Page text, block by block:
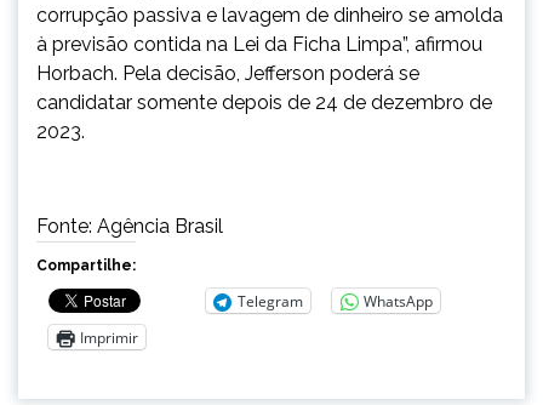
corrupção passiva e lavagem de dinheiro se amolda
à previsão contida na Lei da Ficha Limpa”, afirmou
Horbach. Pela decisão, Jefferson poderá se
candidatar somente depois de 24 de dezembro de
2023.
Fonte: Agência Brasil
Compartilhe:
Telegram
WhatsApp
Imprimir